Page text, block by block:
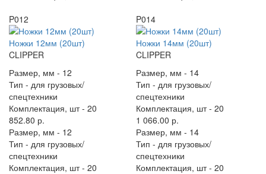
P012
Ножки 12мм (20шт)
CLIPPER
Размер, мм - 12
Тип - для грузовых/
спецтехники
Комплектация, шт - 20
852.80 р.
Размер, мм - 12
Тип - для грузовых/
спецтехники
Комплектация, шт - 20
P014
Ножки 14мм (20шт)
CLIPPER
Размер, мм - 14
Тип - для грузовых/
спецтехники
Комплектация, шт - 20
1 066.00 р.
Размер, мм - 14
Тип - для грузовых/
спецтехники
Комплектация, шт - 20